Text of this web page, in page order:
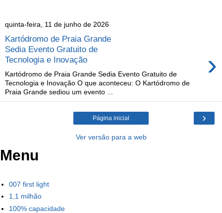
quinta-feira, 11 de junho de 2026
Kartódromo de Praia Grande
Sedia Evento Gratuito de
Tecnologia e Inovação
›
Kartódromo de Praia Grande Sedia Evento Gratuito de
Tecnologia e Inovação O que aconteceu: O Kartódromo de
Praia Grande sediou um evento ...
›
Página inicial
Ver versão para a web
Menu
007 first light
1,1 milhão
100% capacidade